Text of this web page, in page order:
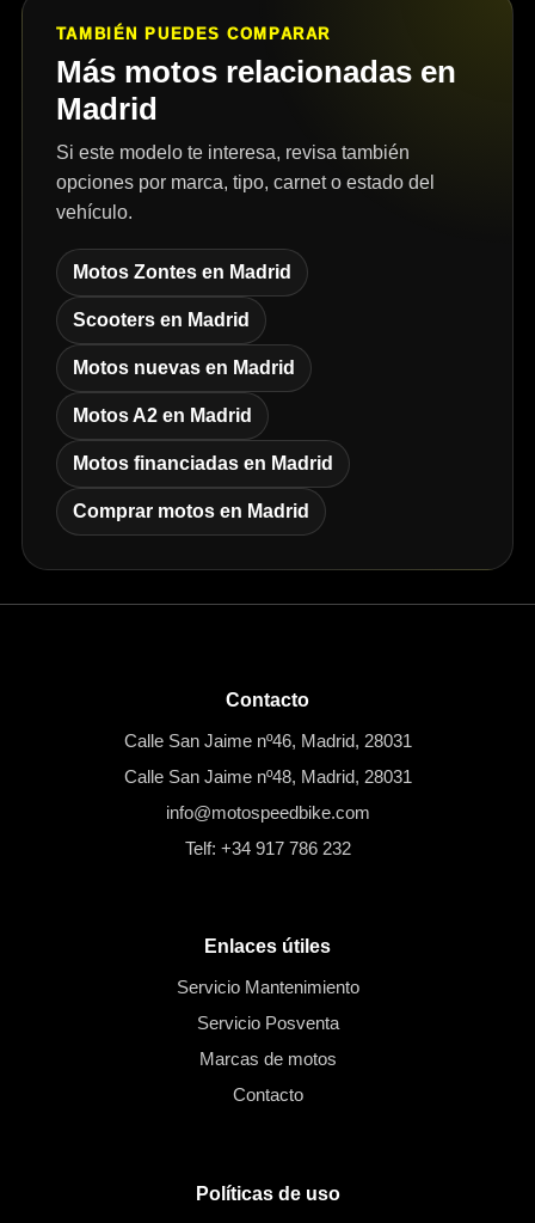
TAMBIÉN PUEDES COMPARAR
Más motos relacionadas en
Madrid
Si este modelo te interesa, revisa también
opciones por marca, tipo, carnet o estado del
vehículo.
Motos Zontes en Madrid
Scooters en Madrid
Motos nuevas en Madrid
Motos A2 en Madrid
Motos financiadas en Madrid
Comprar motos en Madrid
Contacto
Calle San Jaime nº46, Madrid, 28031
Calle San Jaime nº48, Madrid, 28031
info@motospeedbike.com
Telf: +34 917 786 232
Enlaces útiles
Servicio Mantenimiento
Servicio Posventa
Marcas de motos
Contacto
Políticas de uso